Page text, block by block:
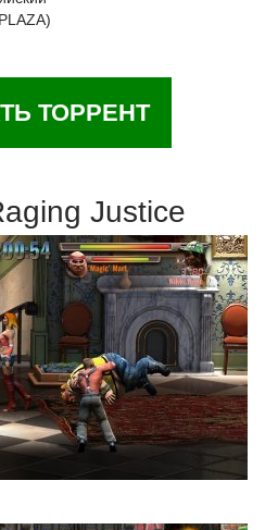
ТОРРЕНТ
Justice